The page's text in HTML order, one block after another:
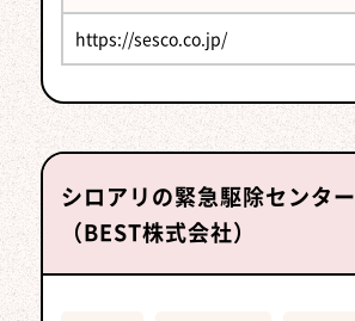
https://sesco.co.jp/
シロアリの緊急駆除センター
（BEST株式会社）